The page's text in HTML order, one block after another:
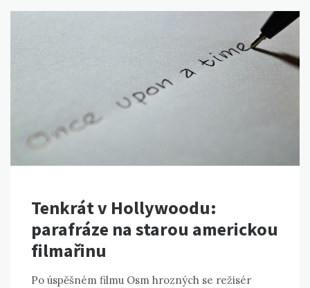
Tenkrát v Hollywoodu:
parafráze na starou americkou
filmařinu
Po úspěšném filmu Osm hrozných se režisér